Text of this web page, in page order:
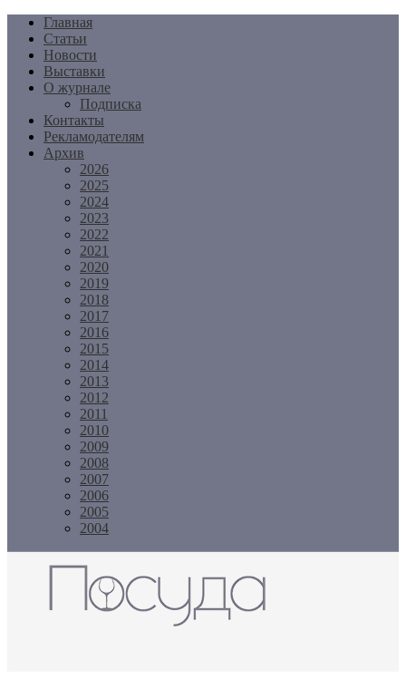
Перейти
содержимому
Главная
Статьи
Новости
Выставки
О журнале
Подписка
Контакты
Рекламодателям
Архив
2026
2025
2024
2023
2022
2021
2020
2019
2018
2017
2016
2015
2014
2013
2012
2011
2010
2009
2008
2007
2006
2005
2004